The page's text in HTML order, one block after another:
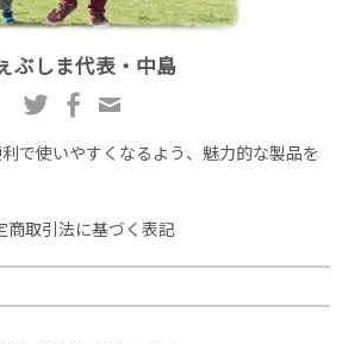
ぶしま代表・中島
で使いやすくなるよう、魅力的な製品を
商取引法に基づく表記